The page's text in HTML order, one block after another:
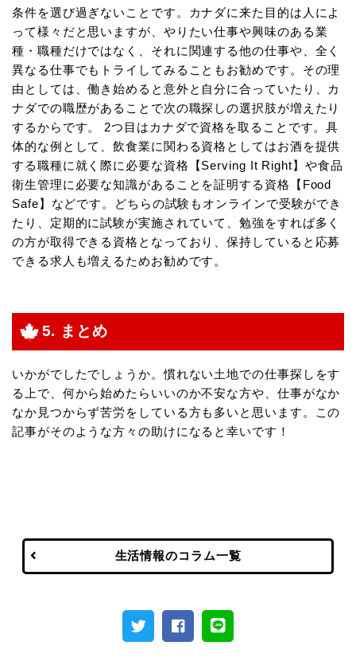
条件を選び過ぎないことです。カナダに来た目的は人によ
って様々だと思いますが、やりたい仕事や興味のある業
種・職種だけではなく、それに関連する他の仕事や、全く
異なる仕事でもトライしてみることもお勧めです。その理
由としては、働き始めると意外と自分に合っていたり、カ
ナダでの職歴があることで次の職探しの選択肢が増えたり
するからです。 2つ目はカナダで資格を取ることです。具
体的な例として、飲食業に関わる資格としてはお酒を提供
する職種に就く際に必要な資格【Serving It Right】や食品
衛生管理に必要な知識があることを証明する資格【Food
Safe】などです。どちらの試験もオンラインで受験ができ
たり、定期的に試験が実施されていて、勉強をすれば多く
の方が取得できる資格となっており、保持していると応募
できる求人も増えるためお勧めです。
5. まとめ
いかがでしたでしょうか。慣れない土地での仕事探しをす
る上で、何から始めたらいいのか不安な方や、仕事がなか
なか見つからず苦労をしている方も多いと思います。この
記事がそのような方々の助けになると幸いです！
生活情報のコラム一覧